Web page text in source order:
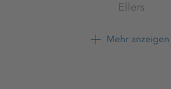
Ellers
Werk Neuhof-Ellers
K+S
Mehr anzeigen